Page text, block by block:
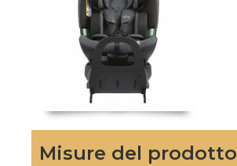
Misure del prodotto